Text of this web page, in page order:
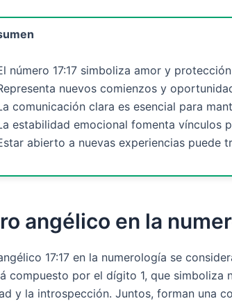
número 17:17 simboliza amor y
nuevos comienzos y
comunicación clara es esencial para
estabilidad emocional fomenta vínculos
abierto a nuevas experiencias puede
angélico en la
17:17 en la numerología se
compuesto por el dígito 1, que simboliza
y la introspección. Juntos, forman una